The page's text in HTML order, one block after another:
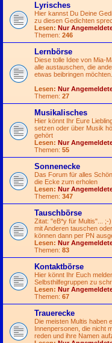
Lyrisches
Hier kannst Du Deine
zu diesen Gedichten
Lesen: Nur
Themen: 246
Lernbörse
Diese tolle Idee von Mia-
alle austauschen, die
etwas beibringen
Lesen: Nur
Themen: 27
Musikalisches
Hier könnt Ihr Eure
setzen oder über Musik
gehört
Lesen: Nur
Themen: 55
Sonnenecke
Das Forum für alles
die Ecke zum erholen
Lesen: Nur
Themen: 347
Tauschbörse
Zitat: "eB*y für Multis"... ;-)
mit Anderen tauschen
können dann per PN
Lesen: Nur
Themen: 83
Kontaktbörse
Hier könnt Ihr Euch
Selbsthilfegruppen zu
Lesen: Nur
Themen: 67
Trauerecke
Die meisten Multis haben
Innenpersonen, die nicht
reden und ihre Namen